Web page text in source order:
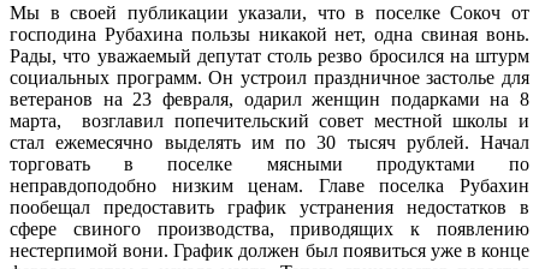
Мы в своей публикации указали, что в поселке Сокоч от
господина Рубахина пользы никакой нет, одна свиная вонь.
Рады, что уважаемый депутат столь резво бросился на штурм
социальных программ. Он устроил праздничное застолье для
ветеранов на 23 февраля, одарил женщин подарками на 8
марта, возглавил попечительский совет местной школы и
стал ежемесячно выделять им по 30 тысяч рублей. Начал
торговать в поселке мясными продуктами по
неправдоподобно низким ценам. Главе поселка Рубахин
пообещал предоставить график устранения недостатков в
сфере свиного производства, приводящих к появлению
нестерпимой вони. График должен был появиться уже в конце